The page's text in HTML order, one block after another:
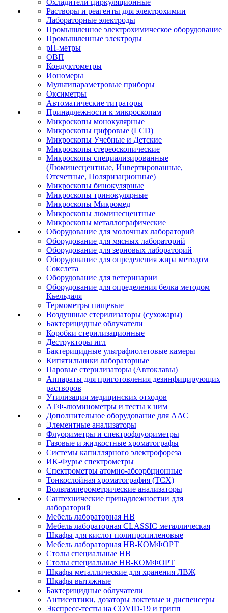
Охладители циркуляционные
Растворы и реагенты для электрохимии
Лабораторные электроды
Промышленное электрохимическое оборудование
Промышленные электроды
pH-метры
ОВП
Кондуктометры
Иономеры
Мультипараметровые приборы
Оксиметры
Автоматические титраторы
Принадлежности к микроскопам
Микроскопы монокулярные
Микроскопы цифровые (LCD)
Микроскопы Учебные и Детские
Микроскопы стереоскопические
Микроскопы специализированные
(Люминесцентные, Инвертированные,
Отсчетные, Поляризационные)
Микроскопы бинокулярные
Микроскопы тринокулярные
Микроскопы Микромед
Микроскопы люминесцентные
Микроскопы металлографические
Оборудование для молочных лабораторий
Оборудование для мясных лабораторий
Оборудование для зерновых лабораторий
Оборудование для определения жира методом
Сокслета
Оборудование для ветеринарии
Оборудование для определения белка методом
Кьельдаля
Термометры пищевые
Воздушные стерилизаторы (сухожары)
Бактерицидные облучатели
Коробки стерилизационные
Деструкторы игл
Бактерицидные ультрафиолетовые камеры
Кипятильники лабораторные
Паровые стерилизаторы (Автоклавы)
Аппараты для приготовления дезинфицирующих
растворов
Утилизация медицинских отходов
АТФ-люминометры и тесты к ним
Дополнительное оборудование для ААС
Элементные анализаторы
Флуориметры и спектрофлуориметры
Газовые и жидкостные хроматографы
Системы капиллярного электрофореза
ИК-Фурье спектрометры
Спектрометры атомно-абсорбционные
Тонкослойная хроматография (ТСХ)
Вольтамперометрические анализаторы
Сантехнические принадлежностии для
лабораторий
Мебель лабораторная НВ
Мебель лабораторная CLASSIC металлическая
Шкафы для кислот полипропиленовые
Мебель лабораторная НВ-КОМФОРТ
Столы специальные НВ
Столы специальные НВ-КОМФОРТ
Шкафы металлические для хранения ЛВЖ
Шкафы вытяжные
Бактерицидные облучатели
Антисептики, дозаторы локтевые и диспенсеры
Экспресс-тесты на COVID-19 и грипп